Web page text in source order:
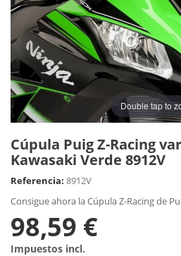
Double tap to
Cúpula Puig Z-Racing
Kawasaki Verde 8912V
Referencia: 8912V
Consigue ahora la Cúpula Z-Racing de
98,59 €
Impuestos incl.